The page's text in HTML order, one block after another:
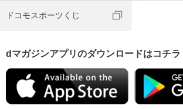
ドコモスポーツくじ
dマガジンアプリのダウンロードはコチラ